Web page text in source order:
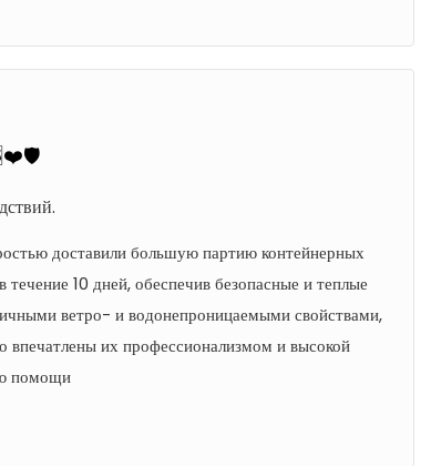
доставили большую партию контейнерных
10 дней, обеспечив безопасные и теплые
ветро- и водонепроницаемыми свойствами,
их профессионализмом и высокой
помощи